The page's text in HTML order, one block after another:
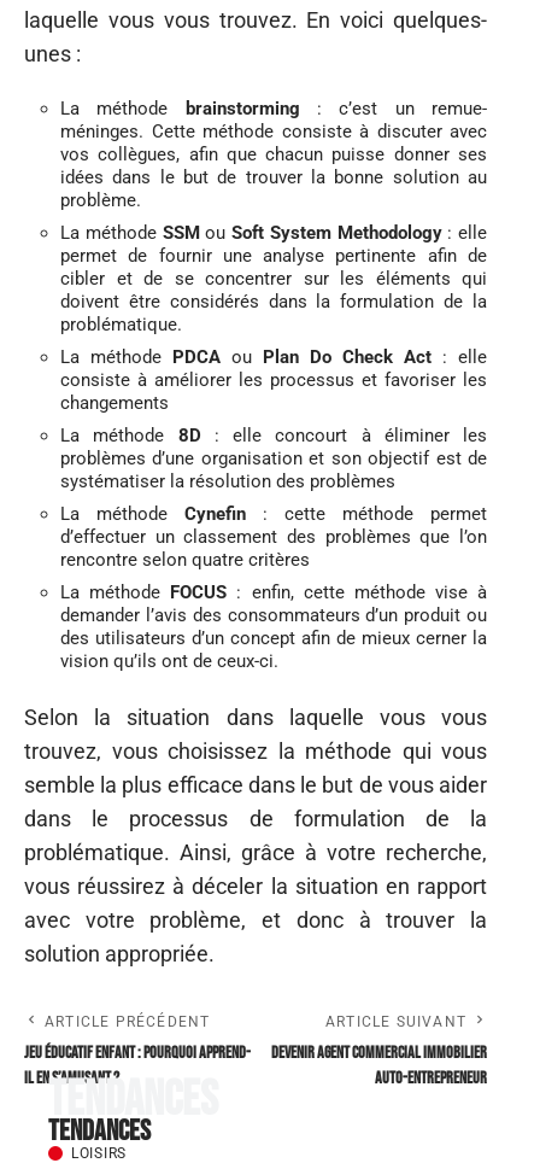
laquelle vous vous trouvez. En voici quelques-
unes :
La méthode brainstorming : c’est un remue-
méninges. Cette méthode consiste à discuter avec
vos collègues, afin que chacun puisse donner ses
idées dans le but de trouver la bonne solution au
problème.
La méthode SSMou Soft System Methodology : elle
permet de fournir une analyse pertinente afin de
cibler et de se concentrer sur les éléments qui
doivent être considérés dans la formulation de la
problématique.
La méthode PDCA ou Plan Do Check Act : elle
consiste à améliorer les processus et favoriser les
changements
La méthode 8D : elle concourt à éliminer les
problèmes d’une organisation et son objectif est de
systématiser la résolution des problèmes
La méthode Cynefin : cette méthode permet
d’effectuer un classement des problèmes que l’on
rencontre selon quatre critères
La méthode FOCUS : enfin, cette méthode vise à
demander l’avis des consommateurs d’un produit ou
des utilisateurs d’un concept afin de mieux cerner la
vision qu’ils ont de ceux-ci.
Selon la situation dans laquelle vous vous
trouvez, vous choisissez la méthode qui vous
semble la plus efficace dans le but de vous aider
dans le processus de formulation de la
problématique. Ainsi, grâce à votre recherche,
vous réussirez à déceler la situation en rapport
avec votre problème, et donc à trouver la
solution appropriée.
ARTICLE PRÉCÉDENT
Jeu éducatif enfant : pourquoi apprend-
il en s’amusant ?
ARTICLE SUIVANT
Devenir agent commercial immobilier
auto-entrepreneur
Tendances
Tendances
LOISIRS